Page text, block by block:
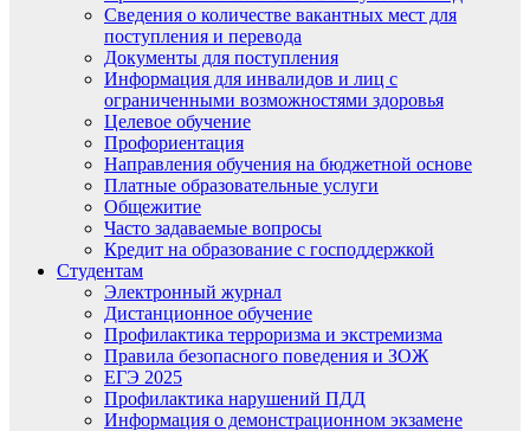
Сведения о количестве вакантных мест для
поступления и перевода
Документы для поступления
Информация для инвалидов и лиц с
ограниченными возможностями здоровья
Целевое обучение
Профориентация
Направления обучения на бюджетной основе
Платные образовательные услуги
Общежитие
Часто задаваемые вопросы
Кредит на образование с господдержкой
Студентам
Электронный журнал
Дистанционное обучение
Профилактика терроризма и экстремизма
Правила безопасного поведения и ЗОЖ
ЕГЭ 2025
Профилактика нарушений ПДД
Информация о демонстрационном экзамене